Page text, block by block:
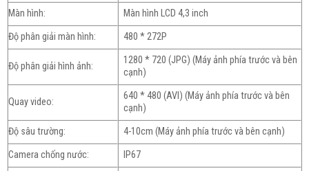
Màn hình:
Màn hình LCD 4,3 inch
Độ phân giải màn hình:
480 * 272P
Độ phân giải hình ảnh:
1280 * 720 (JPG) (Máy ảnh phía trước và bên
cạnh)
Quay video:
640 * 480 (AVI) (Máy ảnh phía trước và bên
cạnh)
Độ sâu trường:
4-10cm (Máy ảnh phía trước và bên cạnh)
Camera chống nước:
IP67